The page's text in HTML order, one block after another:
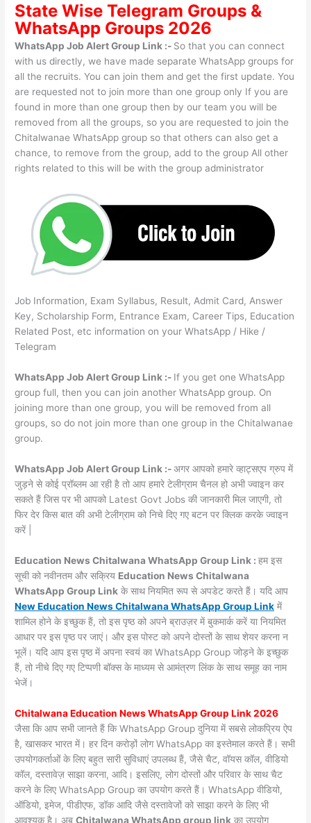
State WiseTelegram Groups &
WhatsApp Groups 2026
WhatsApp Job Alert Group Link :- So that you can connect
with us directly, we have made separate WhatsApp groups for
all the recruits. You can join them and get the first update. You
are requested not to join more than one group only If you are
found in more than one group then by our team you will be
removed from all the groups, so you are requested to join the
Chitalwanae WhatsApp group so that others can also get a
chance, to remove from the group, add to the group All other
rights related to this will be with the group administrator
Job Information, Exam Syllabus, Result, Admit Card, Answer
Key, Scholarship Form, Entrance Exam, Career Tips, Education
Related Post, etc information on your WhatsApp / Hike /
Telegram
WhatsApp Job Alert Group Link :- If you get one WhatsApp
group full, then you can join another WhatsApp group. On
joining more than one group, you will be removed from all
groups, so do not join more than one group in the Chitalwanae
group.
WhatsApp Job Alert Group Link :-अगर आपको हमारे व्हाट्सएप ग्रुप में
जुड़ने से कोई प्रॉब्लम आ रही है तो आप हमारे टेलीग्राम चैनल हो अभी ज्वाइन कर
सकते हैं जिस पर भी आपको Latest Govt Jobs की जानकारी मिल जाएगी, तो
फिर देर किस बात की अभी टेलीग्राम को निचे दिए गए बटन पर क्लिक करके ज्वाइन
करें |
Education News Chitalwana WhatsApp Group Link :हम इस
सूची को नवीनतम और सक्रिय Education News Chitalwana
WhatsApp Group Link के साथ नियमित रूप से अपडेट करते हैं। यदि आप
New Education News Chitalwana WhatsApp Group Link में
शामिल होने के इच्छुक हैं, तो इस पृष्ठ को अपने ब्राउज़र में बुकमार्क करें या नियमित
आधार पर इस पृष्ठ पर जाएं। और इस पोस्ट को अपने दोस्तों के साथ शेयर करना न
भूलें। यदि आप इस पृष्ठ में अपना स्वयं का WhatsApp Group जोड़ने के इच्छुक
हैं, तो नीचे दिए गए टिप्पणी बॉक्स के माध्यम से आमंत्रण लिंक के साथ समूह का नाम
भेजें।
Chitalwana Education News WhatsApp Group Link 2026
जैसा कि आप सभी जानते हैं कि WhatsApp Group दुनिया में सबसे लोकप्रिय ऐप
है, खासकर भारत में। हर दिन करोड़ों लोग WhatsApp का इस्तेमाल करते हैं। सभी
उपयोगकर्ताओं के लिए बहुत सारी सुविधाएं उपलब्ध हैं, जैसे चैट, वॉयस कॉल, वीडियो
कॉल, दस्तावेज़ साझा करना, आदि। इसलिए, लोग दोस्तों और परिवार के साथ चैट
करने के लिए WhatsApp Group का उपयोग करते हैं। WhatsApp वीडियो,
ऑडियो, इमेज, पीडीएफ, डॉक आदि जैसे दस्तावेजों को साझा करने के लिए भी
आवश्यक है। अबChitalwana WhatsApp group link का उपयोग